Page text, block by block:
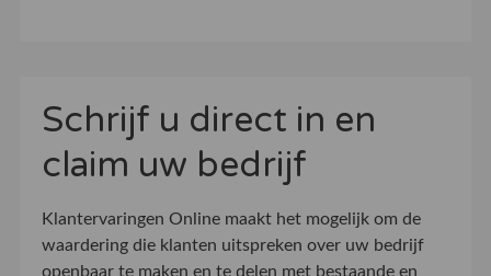
Schrijf u direct in en
claim uw bedrijf
Klantervaringen Online maakt het mogelijk om de
waardering die klanten uitspreken over uw bedrijf
openbaar te maken en te delen met bestaande en